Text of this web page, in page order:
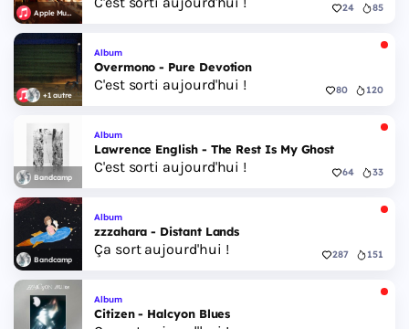
Apple Music 24 85
+1 autre
Album
Overmono - Pure Devotion
C'est sorti aujourd'hui ! 80 120
Bandcamp
Album
Lawrence English - The Rest Is My Ghost
C'est sorti aujourd'hui ! 64 33
Bandcamp
Album
zzzahara - Distant Lands
Ça sort aujourd'hui ! 287 151
Album
Citizen - Halcyon Blues